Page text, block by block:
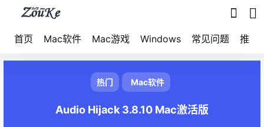
首页 Mac软件 Mac游戏 Windows 常见问题 推荐
热门 Mac软件
Audio Hijack 3.8.10 Mac激活版